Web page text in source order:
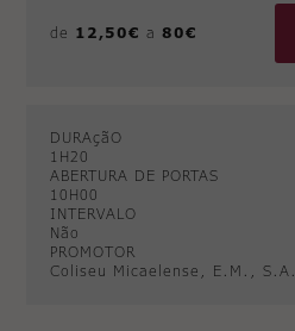
de 12,50€ a80€
DURAçãO
1H20
ABERTURA DE PORTAS
10H00
INTERVALO
Não
PROMOTOR
Coliseu Micaelense, E.M., S.A.